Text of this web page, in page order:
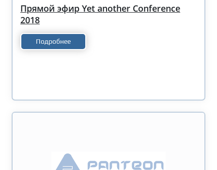
Прямой эфир Yet another Conference
2018
Подробнее